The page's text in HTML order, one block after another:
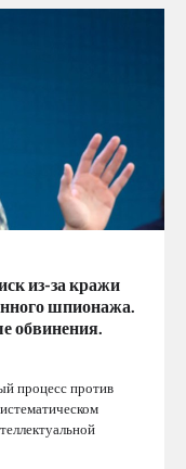
из-за кражи
шпионажа.
обвинения.
процесс против